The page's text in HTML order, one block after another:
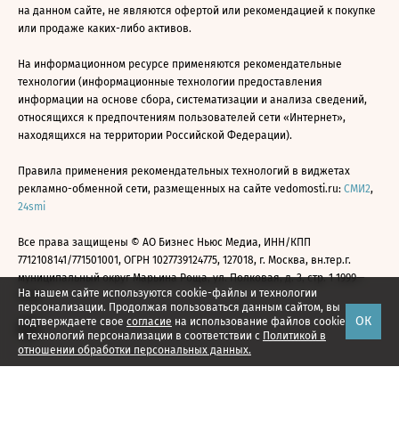
На нашем сайте используются cookie-файлы и технологии
персонализации. Продолжая пользоваться данным сайтом, вы
подтверждаете свое согласие на использование файлов cookie
и технологий персонализации в соответствии с Политикой в
отношении обработки персональных данных.
ОК
на данном сайте, не являются офертой или рекомендацией к покупке
или продаже каких-либо активов.
На информационном ресурсе применяются рекомендательные
технологии (информационные технологии предоставления
информации на основе сбора, систематизации и анализа сведений,
относящихся к предпочтениям пользователей сети «Интернет»,
находящихся на территории Российской Федерации).
Правила применения рекомендательных технологий в виджетах
рекламно-обменной сети, размещенных на сайте vedomosti.ru: СМИ2,
24smi
Все права защищены © АО Бизнес Ньюс Медиа, ИНН/КПП
7712108141/771501001, ОГРН 1027739124775, 127018, г. Москва, вн.тер.г.
муниципальный округ Марьина Роща, ул. Полковая, д. 3, стр. 1 1999—
2026